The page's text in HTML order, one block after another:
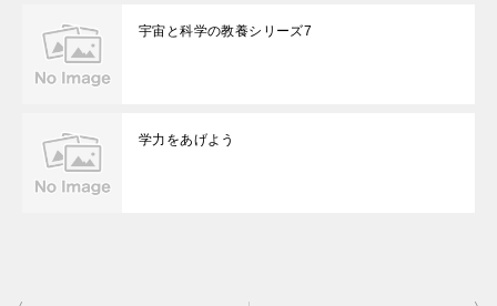
宇宙と科学の教養シリーズ7
学力をあげよう